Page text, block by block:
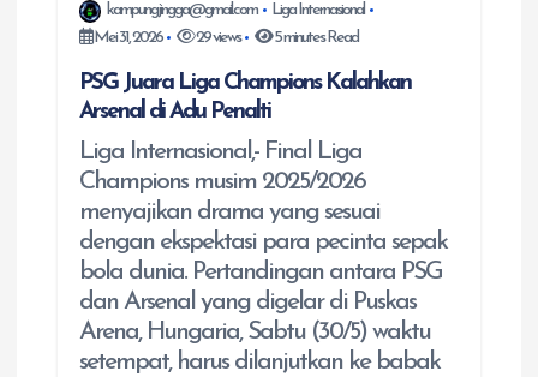
kampungjingga@gmail.com
Liga Internasional
Mei 31, 2026
29 views 5 minutes Read
PSG Juara Liga Champions Kalahkan
Arsenal di Adu Penalti
Liga Internasional,- Final Liga
Champions musim 2025/2026
menyajikan drama yang sesuai
dengan ekspektasi para pecinta sepak
bola dunia. Pertandingan antara PSG
dan Arsenal yang digelar di Puskas
Arena, Hungaria, Sabtu (30/5) waktu
setempat, harus dilanjutkan ke babak